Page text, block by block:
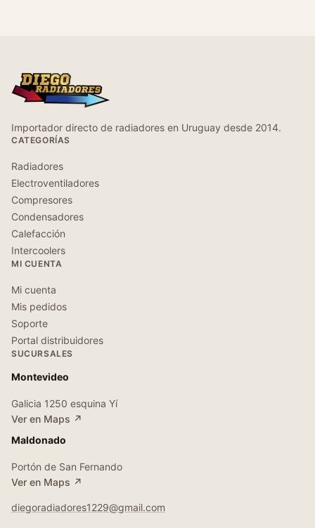
Importador directo de radiadores en Uruguay desde 2014.
CATEGORÍAS
Radiadores
Electroventiladores
Compresores
Condensadores
Calefacción
Intercoolers
MI CUENTA
Mi cuenta
Mis pedidos
Soporte
Portal distribuidores
SUCURSALES
Montevideo
Galicia 1250 esquina Yí
Ver en Maps ↗
Maldonado
Portón de San Fernando
Ver en Maps ↗
diegoradiadores1229@gmail.com